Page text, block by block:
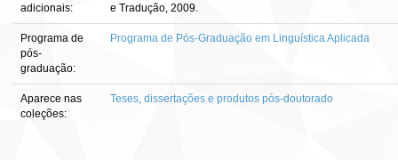
adicionais:
e Tradução, 2009.
Programa de
pós-
graduação:
Programa de Pós-Graduação em Linguística Aplicada
Aparece nas
coleções:
Teses, dissertações e produtos pós-doutorado